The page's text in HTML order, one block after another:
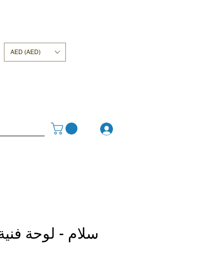
AED (AED)
سلام - لوحة